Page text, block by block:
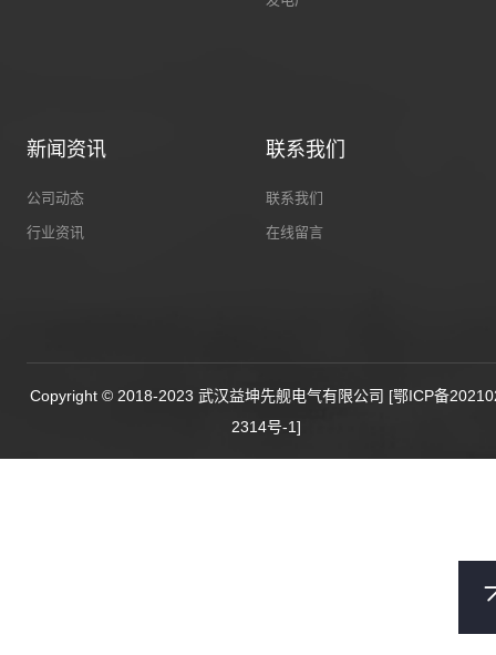
新闻资讯
公司动态
行业资讯
联系我们
联系我们
在线留言
Copyright © 2018-2023 武汉益坤先舰电气有限公司 [鄂ICP备
2314号-1]